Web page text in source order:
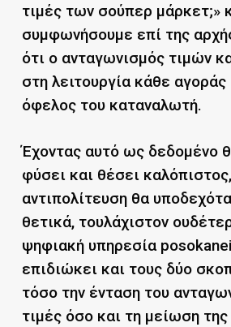
τιμές των σούπερ μάρκετ;»
συμφωνήσουμε επί της
ότι ο ανταγωνισμός τιμών
στη λειτουργία κάθε αγοράς
όφελος του καταναλωτή.
Έχοντας αυτό ως δεδομένο
φύσει και θέσει
αντιπολίτευση θα
θετικά, τουλάχιστον
ψηφιακή υπηρεσία
επιδιώκει και τους δύο
τόσο την ένταση του
τιμές όσο και τη μείωση